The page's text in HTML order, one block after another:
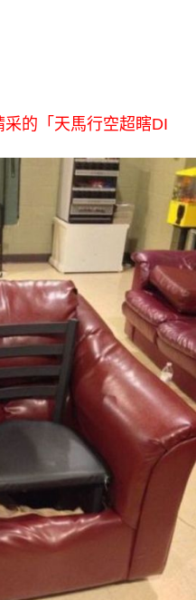
的「天馬行空超瞎DI